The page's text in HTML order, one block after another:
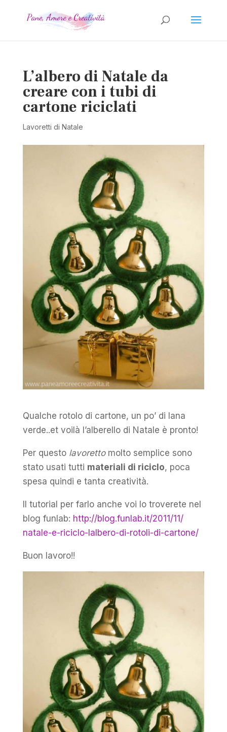
L’albero di Natale da
creare con i tubi di
cartone riciclati
Lavoretti di Natale
Qualche rotolo di cartone, un po’ di lana
verde..et voilà l’alberello di Natale è pronto!
Per questo lavorettomolto semplice sono
stato usati tutti materiali di riciclo, poca
spesa quindi e tanta creatività.
Il tutorial per farlo anche voi lo troverete nel
blog funlab: http://blog.funlab.it/2011/11/
natale-e-riciclo-lalbero-di-rotoli-di-cartone/
Buon lavoro!!